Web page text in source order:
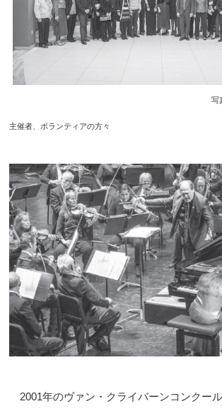
写真は、参加者、
主催者、ボランティアの方々
2001年のヴァン・クライバーンコンクー